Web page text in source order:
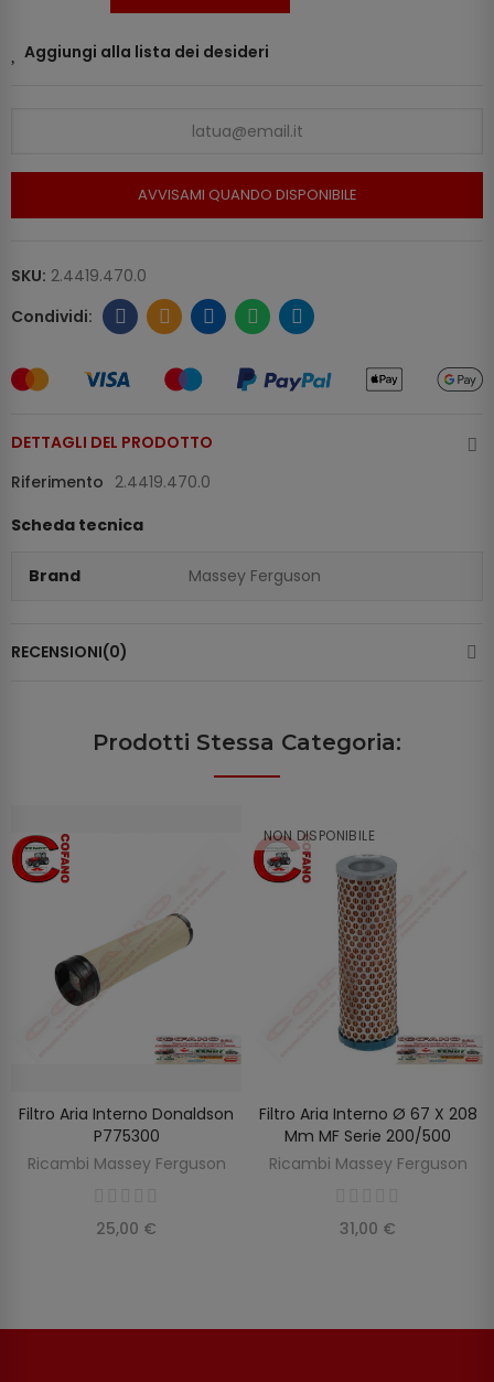
Aggiungi alla lista dei desideri
AVVISAMI QUANDO DISPONIBILE
SKU: 2.4419.470.0
DETTAGLI DEL PRODOTTO
Riferimento 2.4419.470.0
Scheda tecnica
Brand Massey Ferguson
RECENSIONI(0)
Prodotti Stessa Categoria:
AGGIUNGI AL CARRELLO
Filtro Aria Interno Donaldson
P775300
Ricambi Massey Ferguson
25,00 €
NON DISPONIBILE
SCOPRIRE
Filtro Aria Interno Ø 67 X 208
Mm MF Serie 200/500
Ricambi Massey Ferguson
31,00 €